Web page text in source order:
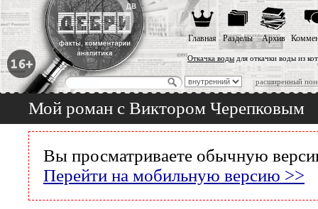
Откачка воды для откачки воды из
расширенный
Главная Разделы Архив
Мой роман с Виктором Черепковым
Вы просматриваете обычную
Перейти на мобильную версию >>